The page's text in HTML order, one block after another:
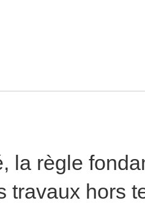
la règle
travaux hors